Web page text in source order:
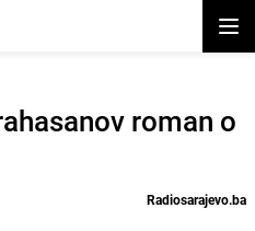
roman o
Radiosarajevo.ba